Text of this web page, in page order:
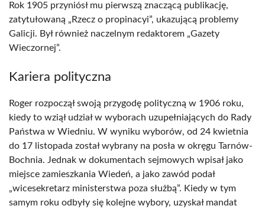
Rok 1905 przyniósł mu pierwszą znaczącą publikację,
zatytułowaną „Rzecz o propinacyi”, ukazującą problemy
Galicji. Był również naczelnym redaktorem „Gazety
Wieczornej”.
Kariera polityczna
Roger rozpoczął swoją przygodę polityczną w 1906 roku,
kiedy to wziął udział w wyborach uzupełniających do Rady
Państwa w Wiedniu. W wyniku wyborów, od 24 kwietnia
do 17 listopada został wybrany na posła w okręgu Tarnów-
Bochnia. Jednak w dokumentach sejmowych wpisał jako
miejsce zamieszkania Wiedeń, a jako zawód podał
„wicesekretarz ministerstwa poza służbą”. Kiedy w tym
samym roku odbyły się kolejne wybory, uzyskał mandat